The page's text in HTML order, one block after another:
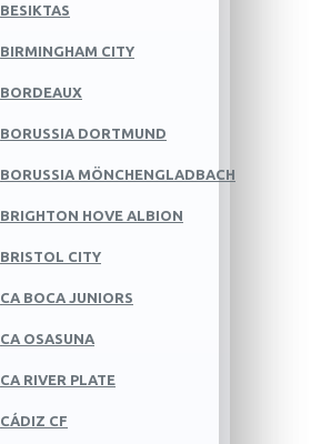
BESIKTAS
BIRMINGHAM CITY
BORDEAUX
BORUSSIA DORTMUND
BORUSSIA MÖNCHENGLADBACH
BRIGHTON HOVE ALBION
BRISTOL CITY
CA BOCA JUNIORS
CA OSASUNA
CA RIVER PLATE
CÁDIZ CF